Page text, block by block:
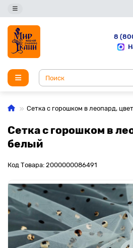
8
Сетка с горошком в леопард,
Сетка с горошком в
белый
Код Товара: 2000000086491